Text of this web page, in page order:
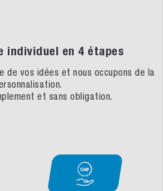
individuel en 4 étapes
de vos idées et nous occupons de la
et sans obligation.